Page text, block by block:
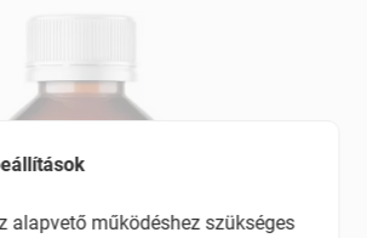
alapvető működéshez szükséges